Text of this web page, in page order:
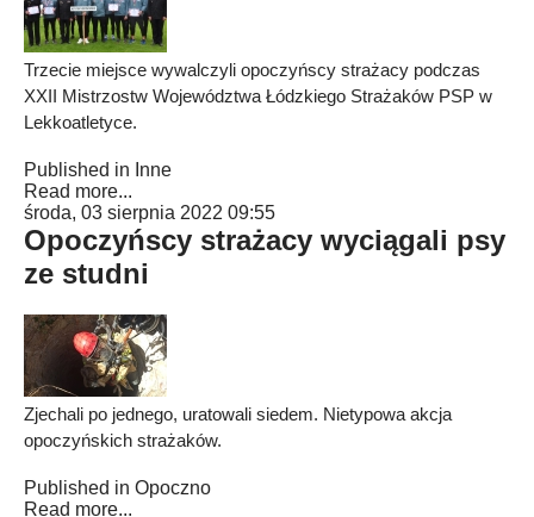
Trzecie miejsce wywalczyli opoczyńscy strażacy podczas
XXII Mistrzostw Województwa Łódzkiego Strażaków PSP w
Lekkoatletyce.
Published in Inne
Read more...
środa, 03 sierpnia 2022 09:55
Opoczyńscy strażacy wyciągali psy
ze studni
Zjechali po jednego, uratowali siedem. Nietypowa akcja
opoczyńskich strażaków.
Published in Opoczno
Read more...